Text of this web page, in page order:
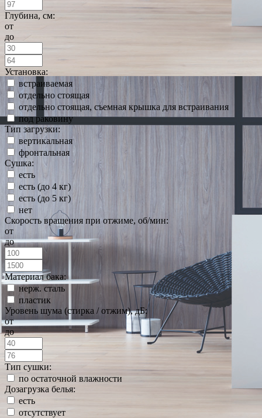
Глубина, см:
от
до
Установка:
встраиваемая
отдельно стоящая
отдельно стоящая, съемная крышка для встраивания
под раковину
Тип загрузки:
вертикальная
фронтальная
Сушка:
есть
есть (до 4 кг)
есть (до 5 кг)
нет
Скорость вращения при отжиме, об/мин:
от
до
Материал бака:
нерж. сталь
пластик
Уровень шума (стирка / отжим), дБ:
от
до
Тип сушки:
по остаточной влажности
Дозагрузка белья:
есть
отсутствует